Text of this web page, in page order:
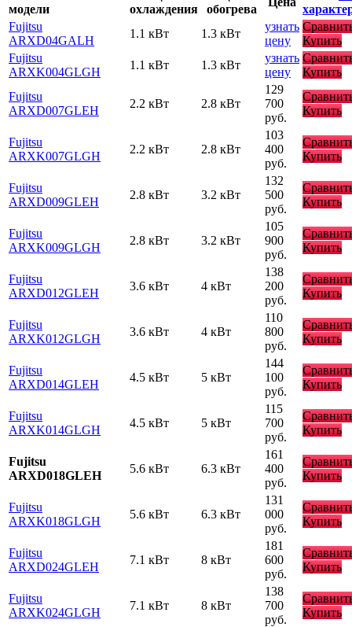
модели
охлаждения
обогрева
Fujitsu
ARXD04GALH
1.1 кВт 1.3 кВт
узнать
цену
Купить
Fujitsu
ARXK004GLGH
1.1 кВт 1.3 кВт
узнать
цену
Купить
Fujitsu
ARXD007GLEH
2.2 кВт 2.8 кВт
129
700
руб.
Купить
Fujitsu
ARXK007GLGH
2.2 кВт 2.8 кВт
103
400
руб.
Купить
Fujitsu
ARXD009GLEH
2.8 кВт 3.2 кВт
132
500
руб.
Купить
Fujitsu
ARXK009GLGH
2.8 кВт 3.2 кВт
105
900
руб.
Купить
Fujitsu
ARXD012GLEH
3.6 кВт 4 кВт
138
200
руб.
Купить
Fujitsu
ARXK012GLGH
3.6 кВт 4 кВт
110
800
руб.
Купить
Fujitsu
ARXD014GLEH
4.5 кВт 5 кВт
144
100
руб.
Купить
Fujitsu
ARXK014GLGH
4.5 кВт 5 кВт
115
700
руб.
Купить
Fujitsu
ARXD018GLEH
5.6 кВт 6.3 кВт
161
400
руб.
Купить
Fujitsu
ARXK018GLGH
5.6 кВт 6.3 кВт
131
000
руб.
Купить
Fujitsu
ARXD024GLEH
7.1 кВт 8 кВт
181
600
руб.
Купить
Fujitsu
ARXK024GLGH
7.1 кВт 8 кВт
138
700
руб.
Купить